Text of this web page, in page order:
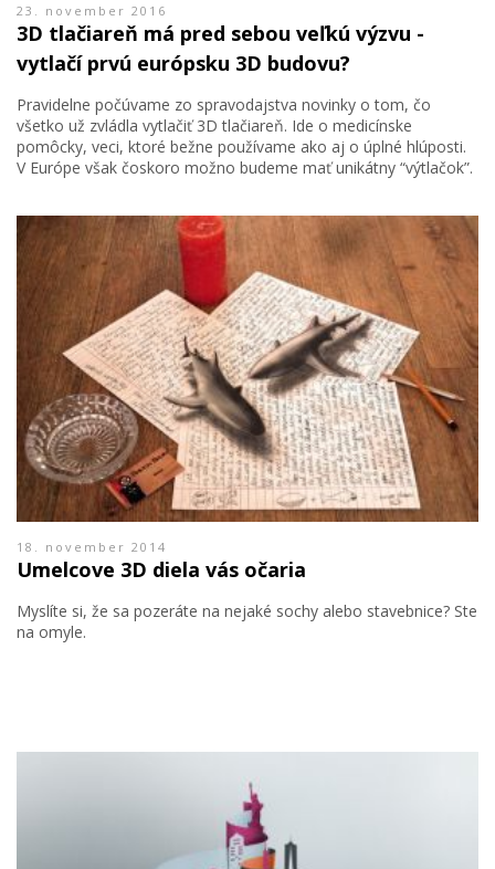
23. november 2016
3D tlačiareň má pred sebou veľkú výzvu -
vytlačí prvú európsku 3D budovu?
Pravidelne počúvame zo spravodajstva novinky o tom, čo
všetko už zvládla vytlačiť 3D tlačiareň. Ide o medicínske
pomôcky, veci, ktoré bežne používame ako aj o úplné hlúposti.
V Európe však čoskoro možno budeme mať unikátny “výtlačok”.
18. november 2014
Umelcove 3D diela vás očaria
Myslíte si, že sa pozeráte na nejaké sochy alebo stavebnice? Ste
na omyle.